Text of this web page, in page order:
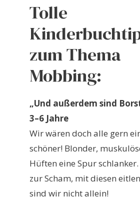
Tolle
zum Thema
Mobbing:
„Und außerdem sind
3–6 Jahre
Wir wären doch alle gern
schöner! Blonder,
Hüften eine Spur
zur Scham, mit diesen
sind wir nicht allein!